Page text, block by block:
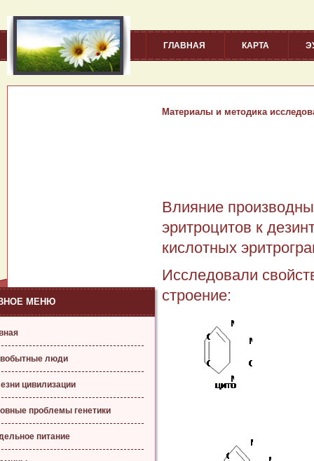
ГЛАВНАЯ КАРТА
МЕНЮ
люди
цивилизации
проблемы генетики
питание
Материалы и методика
Влияние
эритроцитов к
кислотных
Исследовали
строение: